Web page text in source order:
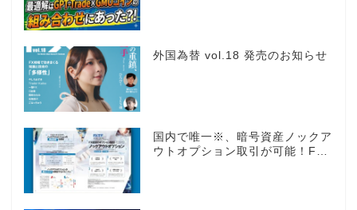
外国為替 vol.18 発売のお知らせ
国内で唯一※、暗号資産ノックア
ウトオプション取引が可能！FX